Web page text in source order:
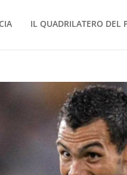
IL QUADRILATERO DEL